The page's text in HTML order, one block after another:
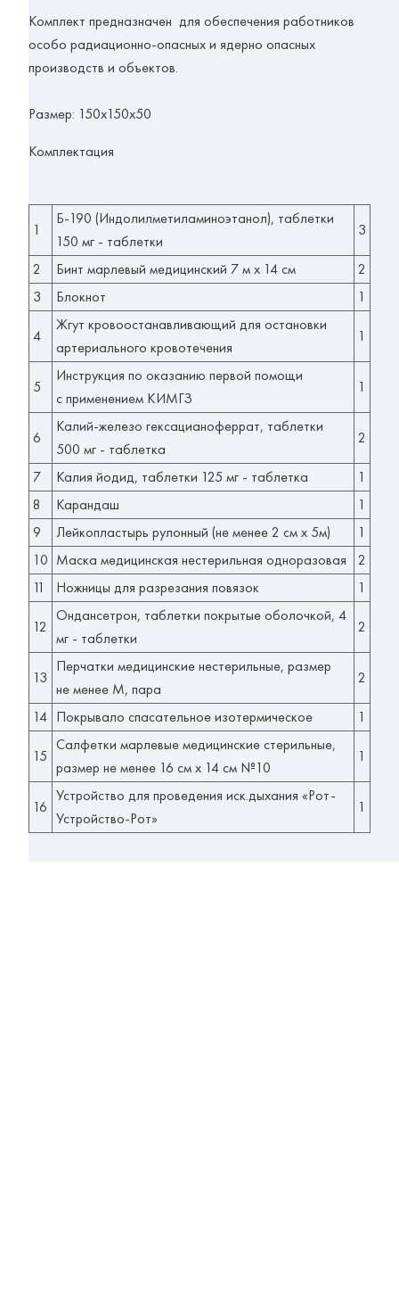
Комплект предназначен для обеспечения работников
особо радиационно-опасных и ядерно опасных
производств и объектов.
Размер: 150х150х50
Комплектация
1
Б-190 (Индолилметиламиноэтанол), таблетки
150 мг - таблетки
3
2 Бинт марлевый медицинский 7 м х 14 см
2
3
Блокнот 1
4
Жгут кровоостанавливающий для остановки
артериального кровотечения
1
5
Инструкция по оказанию первой помощи
с применением КИМГЗ
1
6
Калий-железо гексацианоферрат, таблетки
500 мг - таблетка
2
7 Калия йодид, таблетки 125 мг - таблетка
1
8
Карандаш
1
9
Лейкопластырь рулонный (не менее 2 см х 5м)
1
10 Маска медицинская нестерильная одноразовая
2
11
Ножницы для разрезания повязок 1
12
Ондансетрон, таблетки покрытые оболочкой, 4
мг - таблетки
2
13
Перчатки медицинские нестерильные, размер
не менее М, пара
2
14 Покрывало спасательное изотермическое 1
15
Салфетки марлевые медицинские стерильные,
размер не менее 16 см х 14 см №10
1
16
Устройство для проведения иск.дыхания «Рот-
Устройство-Рот»
1